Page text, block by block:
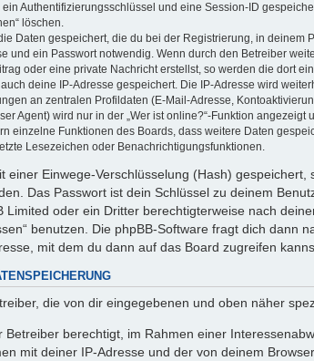
Authentifizierungsschlüssel und eine Session-ID
löschen.
Daten gespeichert, die du bei der Registrierung, in
und ein Passwort notwendig. Wenn durch den Betreiber
oder eine private Nachricht erstellst, so werden die dort
deine IP-Adresse gespeichert. Die IP-Adresse wird
an zentralen Profildaten (E-Mail-Adresse,
Agent) wird nur in der „Wer ist online?“-Funktion angezeigt
einzelne Funktionen des Boards, dass weitere Daten
Lesezeichen oder Benachrichtigungsfunktionen.
einer Einwege-Verschlüsselung (Hash)
Das Passwort ist dein Schlüssel zu deinem
Limited oder ein Dritter berechtigterweise nach
benutzen. Die phpBB-Software fragt dich
mit dem du dann auf das Board zugreifen
die von dir eingegebenen und oben näher
Betreiber berechtigt, im Rahmen einer
mit deiner IP-Adresse und der von deinem